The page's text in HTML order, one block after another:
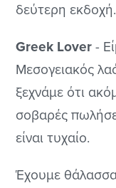
δεύτερη εκδοχή.
Greek Lover -
Μεσογειακός
ξεχνάμε ότι
σοβαρές
είναι τυχαίο.
Έχουμε